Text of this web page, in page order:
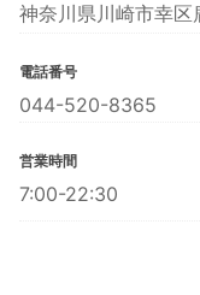
神奈川県川崎市幸
電話番号
044-520-8365
営業時間
7:00-22:30